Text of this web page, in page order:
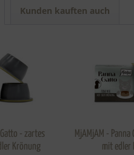
Kunden kauften auch
- zartes
Krönung
MjAMjAM -
mit edler